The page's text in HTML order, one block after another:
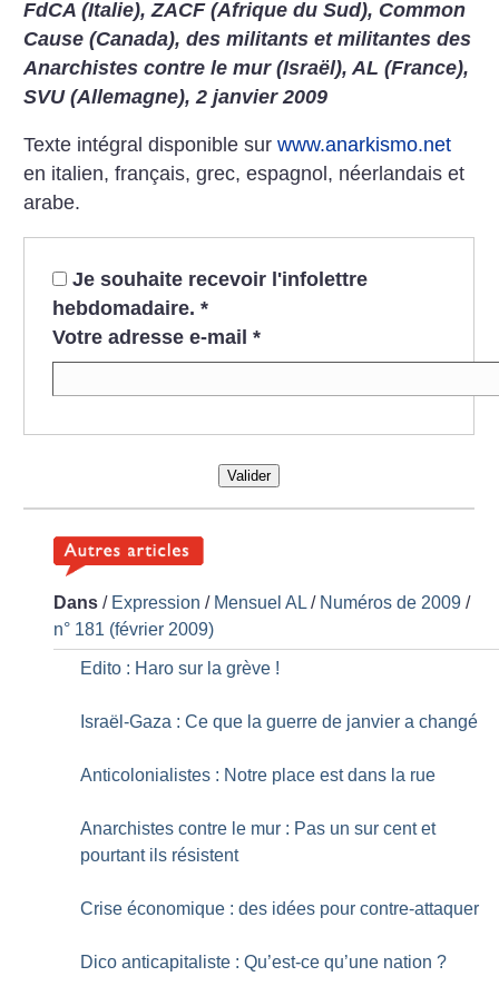
FdCA (Italie), ZACF (Afrique du Sud), Common
Cause (Canada), des militants et militantes des
Anarchistes contre le mur (Israël), AL (France),
SVU (Allemagne), 2 janvier 2009
Texte intégral disponible surwww.anarkismo.net
en italien, français, grec, espagnol, néerlandais et
arabe.
Je souhaite recevoir l'infolettre
hebdomadaire. *
Votre adresse e-mail *
Valider
Dans / Expression / Mensuel AL / Numéros de 2009 /
n° 181 (février 2009)
Edito : Haro sur la grève !
Israël-Gaza : Ce que la guerre de janvier a changé
Anticolonialistes : Notre place est dans la rue
Anarchistes contre le mur : Pas un sur cent et
pourtant ils résistent
Crise économique : des idées pour contre-attaquer
Dico anticapitaliste : Qu’est-ce qu’une nation ?